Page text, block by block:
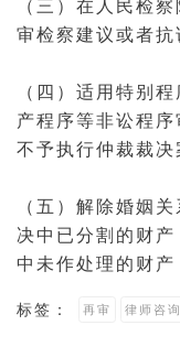
（三）在人民检
审检察建议或者抗
（四）适用特别
产程序等非讼程
不予执行仲裁裁决
（五）解除婚姻 关
决中已分割的财
中未作处理的财
标签： 再审 律师咨询